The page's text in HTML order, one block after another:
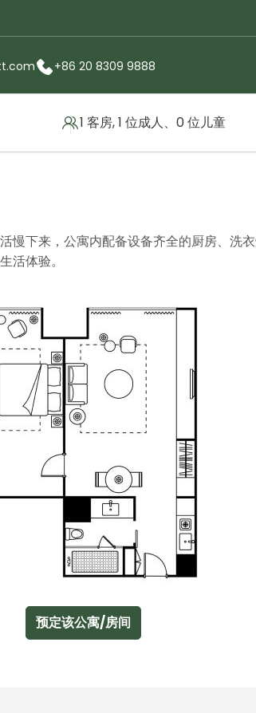
1 客房, 1 位成人、0 位儿童
+86 20 8309 9888
下来，公寓内配备设备齐全的厨房、洗衣
活体验。
预定该公寓/房间